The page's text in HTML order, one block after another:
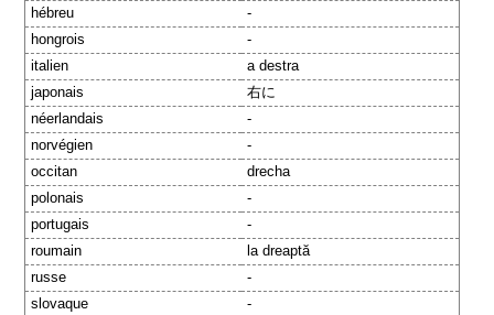
hébreu
-
hongrois
-
italien
a destra
japonais
右に
néerlandais
-
norvégien
-
occitan
drecha
polonais
-
portugais
-
roumain
la dreaptă
russe
-
slovaque
-